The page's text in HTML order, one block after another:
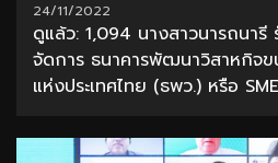
24/11/2022
ดูแล้ว: 1,094 นางสาวนารถนา
จัดการ ธนาคารพัฒนาวิสาหกิจ
แห่งประเทศไทย (ธพว.) หรือ